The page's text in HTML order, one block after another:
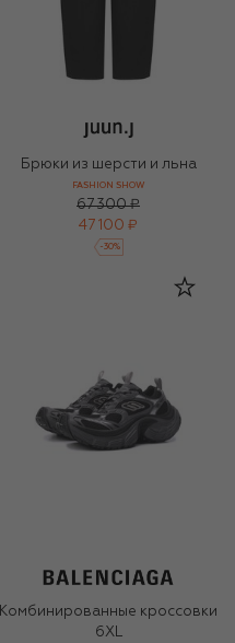
Брюки из шерсти и льна
FASHION SHOW
67 300 ₽
47 100 ₽
-30%
Комбинированные кроссовки
6XL